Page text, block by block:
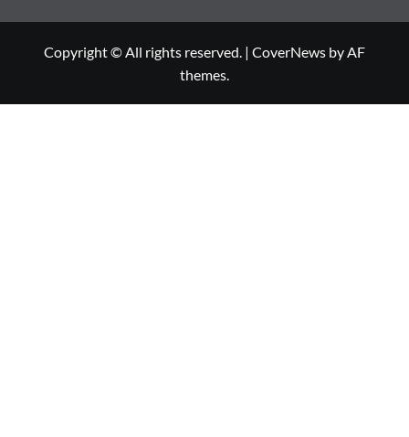
Copyright © All rights reserved. | CoverNews by AF
themes.